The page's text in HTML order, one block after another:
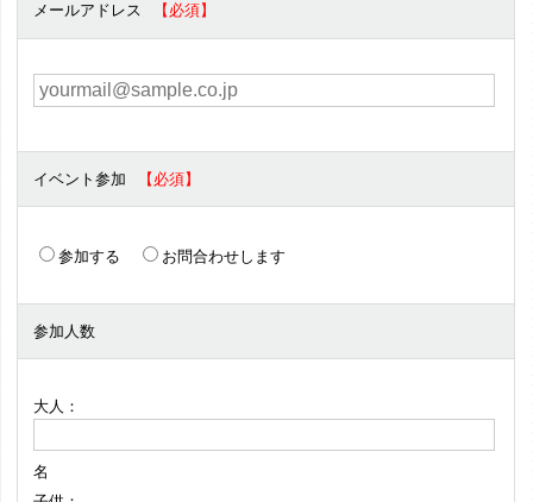
メールアドレス
イベント参加
参加する お問合わせします
参加人数
大人：
名